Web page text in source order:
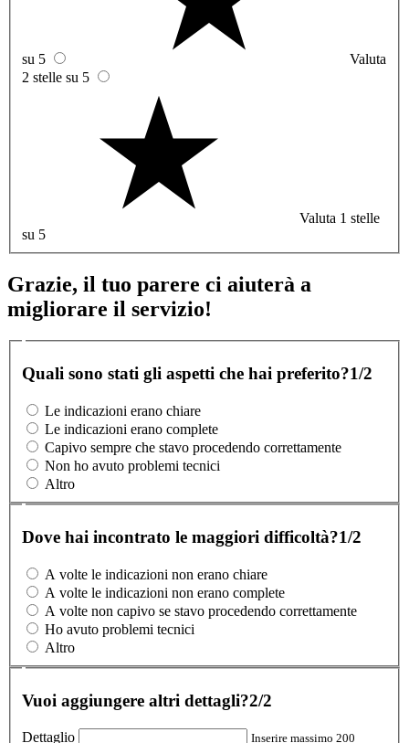
su 5
Valuta
2 stelle su 5
Valuta 1 stelle
su 5
Grazie, il tuo parere ci aiuterà a
migliorare il servizio!
Quali sono stati gli aspetti che hai preferito?1/2
Le indicazioni erano chiare
Le indicazioni erano complete
Capivo sempre che stavo procedendo correttamente
Non ho avuto problemi tecnici
Altro
Dove hai incontrato le maggiori difficoltà?1/2
A volte le indicazioni non erano chiare
A volte le indicazioni non erano complete
A volte non capivo se stavo procedendo correttamente
Ho avuto problemi tecnici
Altro
Vuoi aggiungere altri dettagli?2/2
Dettaglio Inserire massimo 200